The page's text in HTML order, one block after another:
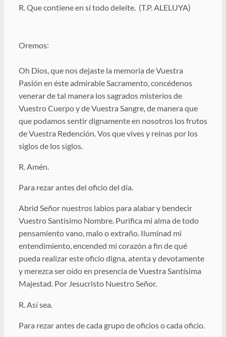
R. Que contiene en sí todo deleite. (T.P. ALELUYA)
Oremos:
Oh Dios, que nos dejaste la memoria de Vuestra
Pasión en éste admirable Sacramento, concédenos
venerar de tal manera los sagrados misterios de
Vuestro Cuerpo y de Vuestra Sangre, de manera que
que podamos sentir dignamente en nosotros los frutos
de Vuestra Redención. Vos que vives y reinas por los
siglos de los siglos.
R. Amén.
Para rezar antes del oficio del día.
Abrid Señor nuestros labios para alabar y bendecir
Vuestro Santísimo Nombre. Purifica mi alma de todo
pensamiento vano, malo o extraño. Iluminad mi
entendimiento, encended mi corazón a fin de qué
pueda realizar este oficio digna, atenta y devotamente
y merezca ser oído en presencia de Vuestra Santísima
Majestad. Por Jesucristo Nuestro Señor.
R. Así sea.
Para rezar antes de cada grupo de oficios o cada oficio.